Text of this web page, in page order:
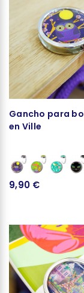
Gancho para
en Ville
9,90 €